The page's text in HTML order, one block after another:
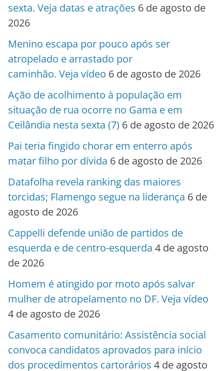
sexta. Veja datas e atrações 6 de agosto de
2026
Menino escapa por pouco após ser
atropelado e arrastado por
caminhão. Veja vídeo 6 de agosto de 2026
Ação de acolhimento à população em
situação de rua ocorre no Gama e em
Ceilândia nesta sexta (7) 6 de agosto de 2026
Pai teria fingido chorar em enterro após
matar filho por dívida 6 de agosto de 2026
Datafolha revela ranking das maiores
torcidas; Flamengo segue na liderança 6 de
agosto de 2026
Cappelli defende união de partidos de
esquerda e de centro-esquerda 4 de agosto
de 2026
Homem é atingido por moto após salvar
mulher de atropelamento no DF. Veja vídeo
4 de agosto de 2026
Casamento comunitário: Assistência social
convoca candidatos aprovados para início
dos procedimentos cartorários 4 de agosto